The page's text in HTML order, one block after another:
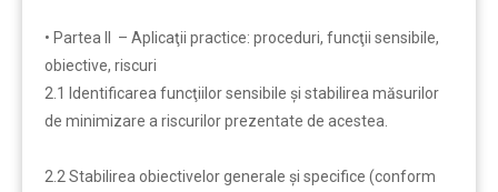
• Partea II – Aplicaţii practice: proceduri, funcţii sensibile,
obiective, riscuri
2.1 Identificarea funcţiilor sensibile şi stabilirea măsurilor
de minimizare a riscurilor prezentate de acestea.
2.2 Stabilirea obiectivelor generale şi specifice (conform